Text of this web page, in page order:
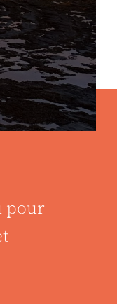
pour